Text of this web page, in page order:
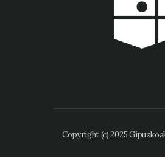
Copyright (c) 2025